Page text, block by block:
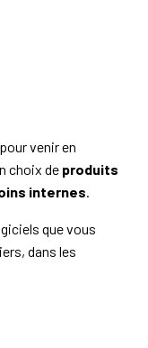
venir en
choix de produits
internes.
que vous
dans les